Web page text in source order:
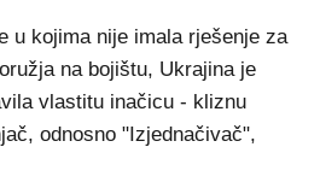
u kojima nije imala rješenje za
na bojištu, Ukrajina je
vlastitu inačicu - kliznu
odnosno "Izjednačivač",